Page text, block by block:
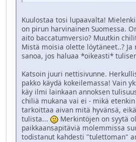
Kuulostaa tosi lupaavalta!
on pirun harvinainen Suomessa.
aito baccatumversio? Muutkin
Mistä moisia olette löytäneet..?
sanoa, jos haluaa *oikeasti*
Katsoin juuri nettisivunne.
pakko käydä kokeilemassa! Vain
käy ilmi lainkaan annoksen
chiliä mukana vai ei - mikä
tarkoittaa aivan mitä hyvänsä,
tulista...
Merkintöjen on syytä
paikkaansapitäviä molemmissa
todistanut kahdesti "tulettoman"